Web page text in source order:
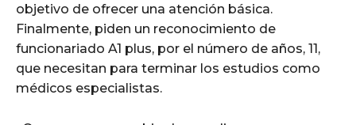
objetivo de ofrecer una atención básica.
Finalmente, piden un reconocimiento de
funcionariado A1 plus, por el número de años, 11,
que necesitan para terminar los estudios como
médicos especialistas.